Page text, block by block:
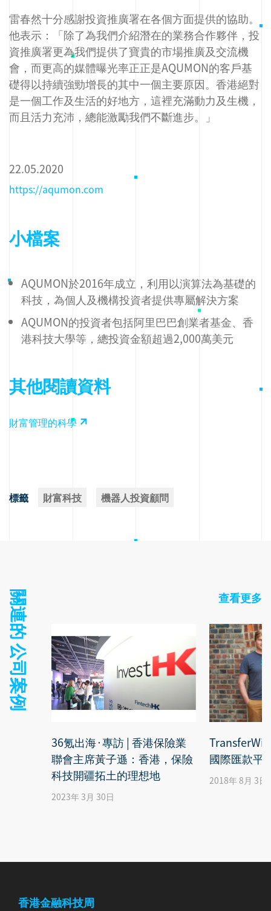
雷春然十分感謝投資推廣署在各個方面提供的協助。
他表示：「除了為我們介紹潛在的業務合作夥伴，投
資推廣署更為我們提供了寶貴的市場推廣及交流機
會，而更高的媒體曝光率正正是AQUMON的客戶基
礎得以持續強勁增長的其中一個主要原因。香港絕對
是一個工作及生活的好地方，這裡充滿動力及生機，
而且活力充沛，總能激勵我們不斷進步。」
22.05.2020
https://aqumon.com
小檔案
AQUMON於2016年成立，利用以演算法為基礎的
科技，為個人及機構投資者提供專屬解決方案
AQUMON的投資者包括阿里巴巴創業者基金、香
港科技大學等，總投資金額超過2,000萬美元
其他閱讀資料
財富管理的科學
標籤 財富科技 機器人投資顧問
關連的 公司案例 查看更多
36氪出海·專訪 | 香港保險業
聯會主席黃子遜：香港，保險
科技開疆拓土的理想地
2023年 3月 30日
國際匯款平
2018年 8月 3日
香港金融科技周